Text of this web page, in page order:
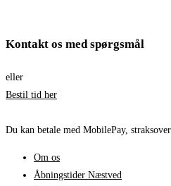
Kontakt os med spørgsmål
eller
Bestil tid her
Du kan betale med MobilePay,
Om os
Åbningstider Næstved